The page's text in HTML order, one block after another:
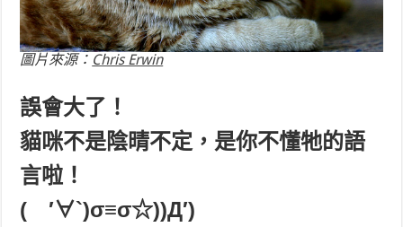
圖片來源： Chris Erwin
誤會大了！
貓咪不是陰晴不定，是你不懂牠的語
言啦！
( ′∀`)σ≡σ☆))Д′)